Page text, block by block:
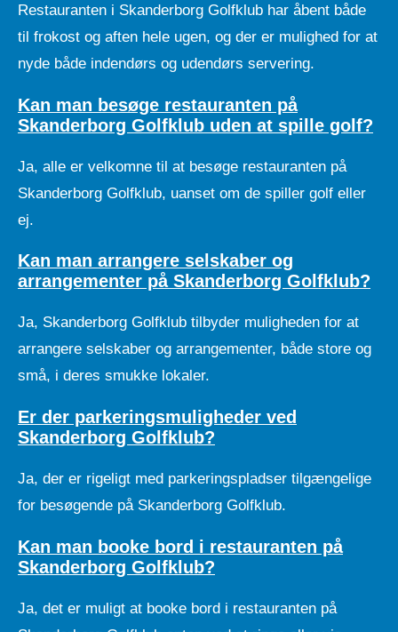
Restauranten i Skanderborg Golfklub har åbent både
til frokost og aften hele ugen, og der er mulighed for at
nyde både indendørs og udendørs servering.
Kan man besøge restauranten på
Skanderborg Golfklub uden at spille golf?
Ja, alle er velkomne til at besøge restauranten på
Skanderborg Golfklub, uanset om de spiller golf eller
ej.
Kan man arrangere selskaber og
arrangementer på Skanderborg Golfklub?
Ja, Skanderborg Golfklub tilbyder muligheden for at
arrangere selskaber og arrangementer, både store og
små, i deres smukke lokaler.
Er der parkeringsmuligheder ved
Skanderborg Golfklub?
Ja, der er rigeligt med parkeringspladser tilgængelige
for besøgende på Skanderborg Golfklub.
Kan man booke bord i restauranten på
Skanderborg Golfklub?
Ja, det er muligt at booke bord i restauranten på